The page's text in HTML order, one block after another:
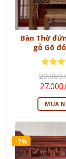
Bàn Thờ
gỗ Gõ
Được
hạng5
sao
Giá
gốc
là:MUA
-7%